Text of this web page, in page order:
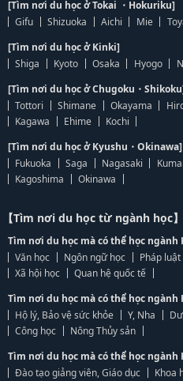
[Tìm nơi du học ở Tokai ・Hokuriku]
Gifu
Shizuoka Aichi Mie
[Tìm nơi du học ở Kinki]
Shiga
Kyoto Osaka Hyogo
[Tìm nơi du học ở Chugoku・
Tottori
Shimane Okayama
Kagawa
Ehime
Kochi
[Tìm nơi du học ở Kyushu・Okinawa]
Fukuoka
Saga Nagasaki
Kagoshima
Okinawa
【Tìm nơi du học từ ngành học】
Tìm nơi du học mà có thể học ngành
Văn học
Ngôn ngữ học Pháp luật
Xã hội học
Quan hệ quốc tế
Tìm nơi du học mà có thể học ngành
Hộ lý, Bảo vệ sức khỏe
Y, Nha
Công học
Nông Thủy sản
Tìm nơi du học mà có thể học
Đào tạo giảng viên, Giáo dục
Khoa